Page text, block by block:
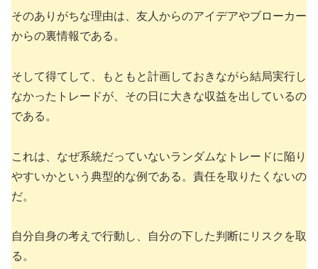
そのありがちな理由は、友人からのアイデアやブローカー
からの裏情報である。
そして得てして、もともと計画しておきながら結局実行し
なかったトレードが、その日に大きな収益を出しているの
である。
これは、なぜ系統だっていないランダムなトレードに陥り
やすいかという典型的な例である。責任を取りたくないの
だ。
自分自身の考えで行動し、自分の下した判断にリスクを取
る。